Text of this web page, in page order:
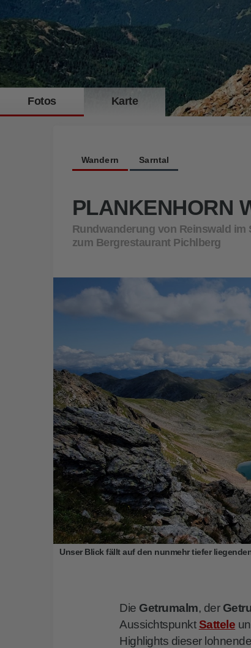
Fotos Karte
Wandern Sarntal
PLANKENHORN
Rundwanderung von Reinswald
zum Bergrestaurant Pichlberg
Unser Blick fällt auf den nunmehr tiefer
Die Getrumalm, der
AussichtspunktSattele
Highlights dieser